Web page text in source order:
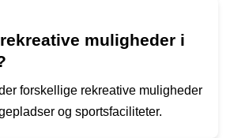
muligheder i
forskellige rekreative muligheder
og sportsfaciliteter.